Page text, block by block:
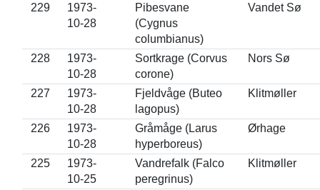
229
1973-
10-28
Pibesvane
(Cygnus
columbianus)
Vandet Sø
228
1973-
10-28
Sortkrage (Corvus
corone)
Nors Sø
227
1973-
10-28
Fjeldvåge (Buteo
lagopus)
Klitmøller
226
1973-
10-28
Gråmåge (Larus
hyperboreus)
Ørhage
225
1973-
10-25
Vandrefalk (Falco
peregrinus)
Klitmøller